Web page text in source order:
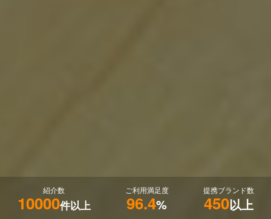
紹介数
10000件以上
ご利用満足度
96.4%
提携ブランド数
450以上